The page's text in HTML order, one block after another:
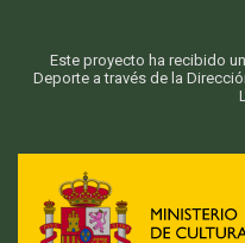
Este proyecto ha recibido
Deporte a través de la